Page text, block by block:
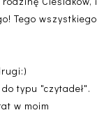
Tego wszystkiego
typu "czytadeł".
w moim